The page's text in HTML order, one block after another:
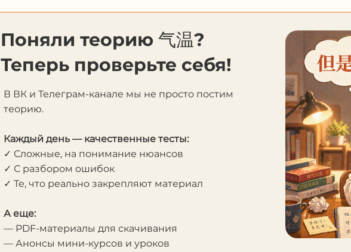
Поняли теорию 气温?
Теперь проверьте себя!
В ВК и Телеграм-канале мы не просто постим
теорию.
Каждый день — качественные тесты:
✓ Сложные, на понимание нюансов
✓ С разбором ошибок
✓ Те, что реально закрепляют материал
А еще:
— PDF-материалы для скачивания
— Анонсы мини-курсов и уроков